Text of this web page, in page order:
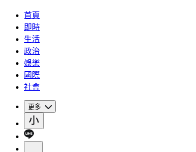
首頁
即時
生活
政治
娛樂
國際
社會
更多